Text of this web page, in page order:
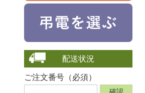
配送状況
ご注文番号（必須）